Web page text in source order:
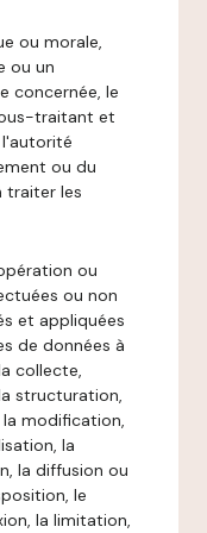
ou morale,
ou un
concernée, le
traitant et
l'autorité
ou du
traiter les
ou
ou non
et appliquées
de données à
collecte,
structuration,
modification,
la
la diffusion ou
le
la limitation,